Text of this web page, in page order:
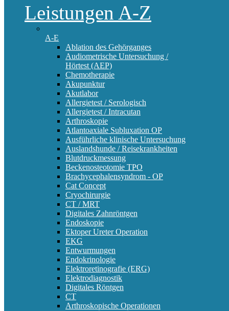
Leistungen A-Z
A-E
Ablation des Gehörganges
Audiometrische Untersuchung /
Hörtest (AEP)
Chemotherapie
Akupunktur
Akutlabor
Allergietest / Serologisch
Allergietest / Intracutan
Arthroskopie
Atlantoaxiale Subluxation OP
Ausführliche klinische Untersuchung
Auslandshunde / Reisekrankheiten
Blutdruckmessung
Beckenosteotomie TPO
Brachycephalensyndrom - OP
Cat Concept
Cryochirurgie
CT / MRT
Digitales Zahnröntgen
Endoskopie
Ektoper Ureter Operation
EKG
Entwurmungen
Endokrinologie
Elektroretinografie (ERG)
Elektrodiagnostik
Digitales Röntgen
CT
Arthroskopische Operationen